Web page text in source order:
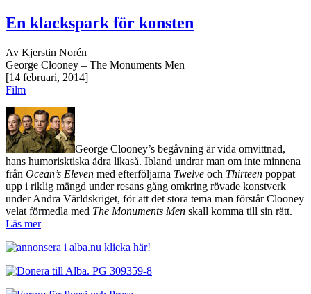
En klackspark för konsten
Av Kjerstin Norén
George Clooney – The Monuments Men
[14 februari, 2014]
Film
George Clooney’s begåvning är vida omvittnad,
hans humorisktiska ådra likaså. Ibland undrar man om inte minnena
från Ocean’s Eleven med efterföljarna Twelve och Thirteen poppat
upp i riklig mängd under resans gång omkring rövade konstverk
under Andra Världskriget, för att det stora tema man förstår Clooney
velat förmedla med The Monuments Men skall komma till sin rätt.
Läs mer